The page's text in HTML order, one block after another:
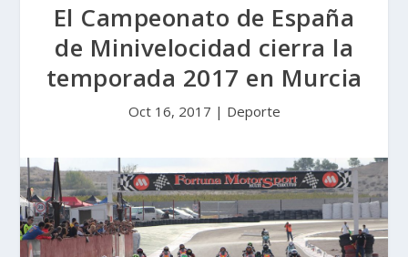
El Campeonato de España
de Minivelocidad cierra la
temporada 2017 en Murcia
Oct 16, 2017 | Deporte